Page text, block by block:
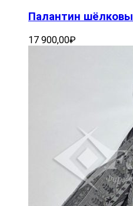
Палантин
17 900,00₽